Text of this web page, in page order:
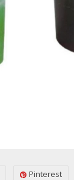
Pinterest